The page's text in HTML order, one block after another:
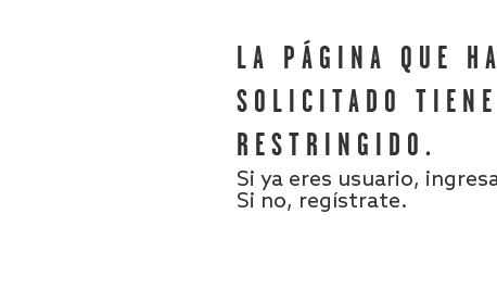
LA PÁGINA QUE
SOLICITADO TIENE
RESTRINGIDO.
Si ya eres usuario,
Si no, regístrate.